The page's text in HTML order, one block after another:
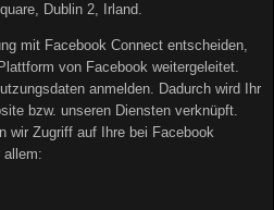
Dublin 2, Irland.
mit Facebook Connect entscheiden,
von Facebook weitergeleitet.
anmelden. Dadurch wird Ihr
bzw. unseren Diensten verknüpft.
wir Zugriff auf Ihre bei Facebook
allem: